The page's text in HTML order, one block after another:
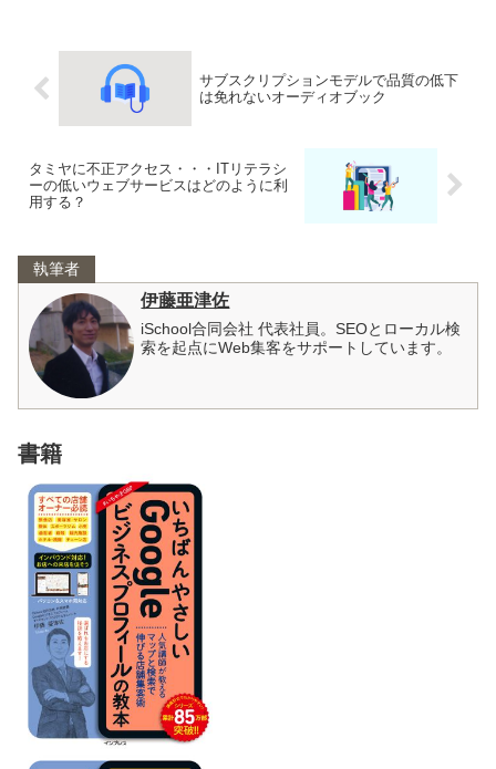
サブスクリプションモデルで品質の低下
は免れないオーディオブック
タミヤに不正アクセス・・・ITリテラシ
ーの低いウェブサービスはどのように利
用する？
執筆者
伊藤亜津佐
iSchool合同会社 代表社員。SEOとローカル検
索を起点にWeb集客をサポートしています。
書籍